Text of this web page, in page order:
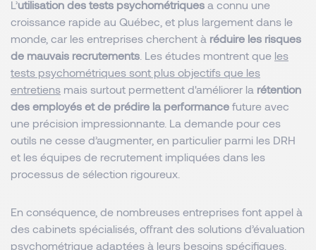
L’utilisation des tests psychométriques a connu une
croissance rapide au Québec, et plus largement dans le
monde, car les entreprises cherchent à réduire les risques
de mauvais recrutements . Les études montrent que les
tests psychométriques sont plus objectifs que les
entretiens mais surtout permettent d'améliorer la rétention
des employés et de prédire la performance future avec
une précision impressionnante. La demande pour ces
outils ne cesse d’augmenter, en particulier parmi les DRH
et les équipes de recrutement impliquées dans les
processus de sélection rigoureux.
En conséquence, de nombreuses entreprises font appel à
des cabinets spécialisés, offrant des solutions d’évaluation
psychométrique adaptées à leurs besoins spécifiques.